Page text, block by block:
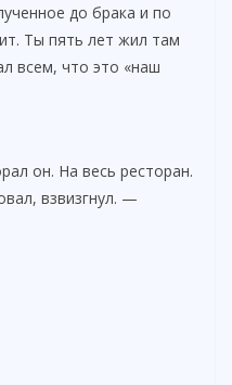
до брака и по
Ты пять лет жил там
всем, что это «наш
он. На весь ресторан.
взвизгнул. —